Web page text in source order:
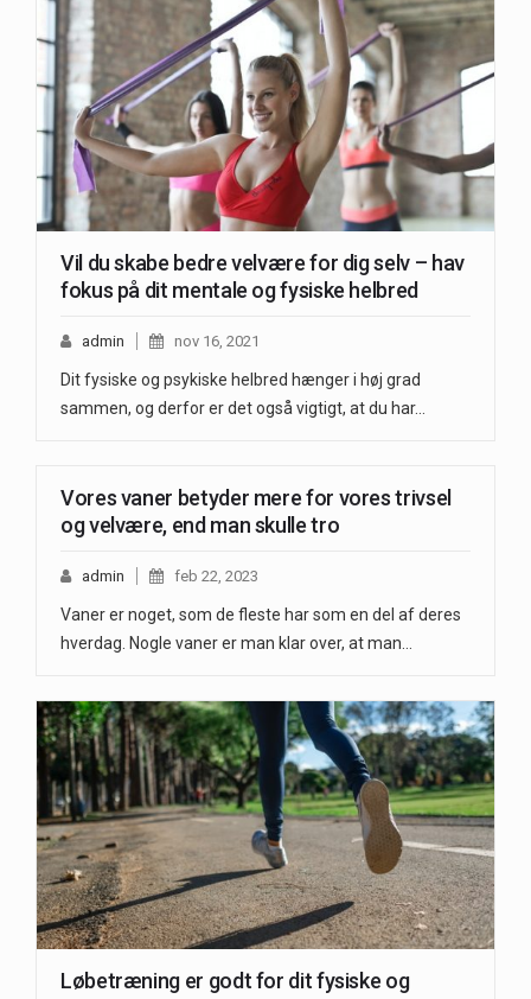
Vil du skabe bedre velvære for dig selv – hav
fokus på dit mentale og fysiske helbred
admin nov 16, 2021
Dit fysiske og psykiske helbred hænger i høj grad
sammen, og derfor er det også vigtigt, at du har…
Vores vaner betyder mere for vores trivsel
og velvære, end man skulle tro
admin feb 22, 2023
Vaner er noget, som de fleste har som en del af deres
hverdag. Nogle vaner er man klar over, at man…
Løbetræning er godt for dit fysiske og